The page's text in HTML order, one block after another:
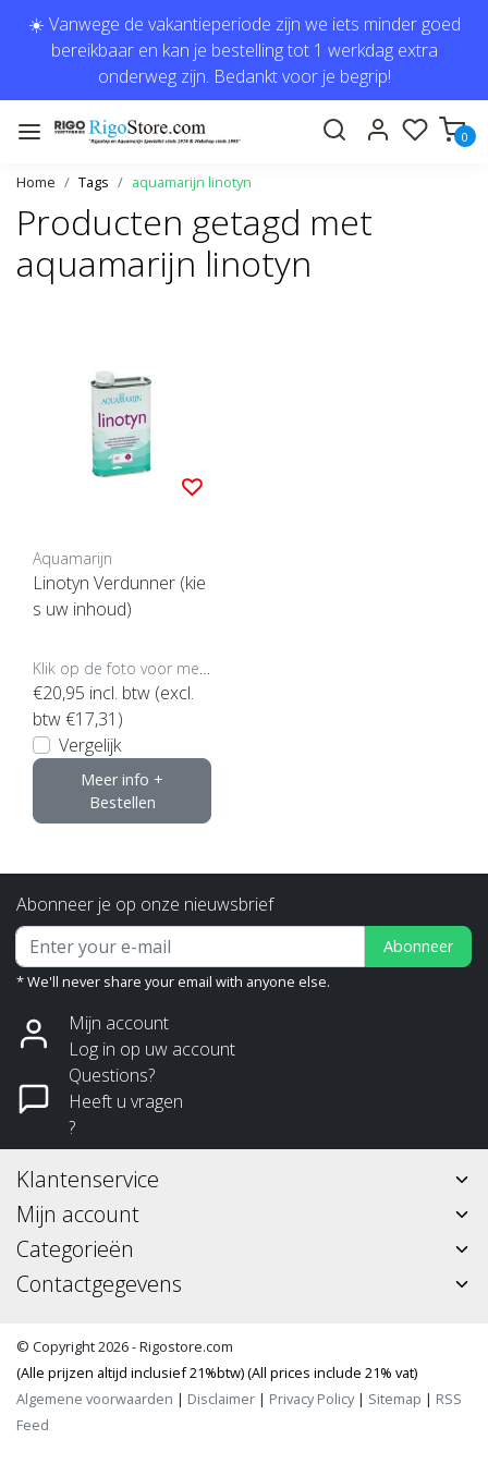
☀️ Vanwege de vakantieperiode zijn we iets minder goed
bereikbaar en kan je bestelling tot 1 werkdag extra
onderweg zijn. Bedankt voor je begrip!
0
Home Tags aquamarijn linotyn
Producten getagd met
aquamarijn linotyn
Aquamarijn
Linotyn Verdunner (kie
s uw inhoud)
€20,95 incl. btw (excl.
btw €17,31)
Vergelijk
Meer info +
Bestellen
Abonneer je op onze nieuwsbrief
Abonneer
* We'll never share your email with anyone else.
Mijn account
Log in op uw account
Questions?
Heeft u vragen
?
Klantenservice
Mijn account
Categorieën
Contactgegevens
© Copyright 2026 - Rigostore.com
(Alle prijzen altijd inclusief 21%btw) (All prices include 21% vat)
Algemene voorwaarden | Disclaimer | Privacy Policy| Sitemap | RSS
Feed